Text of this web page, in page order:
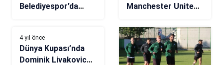
Belediyespor’da
Manchester United
4 yıl önce
Dünya Kupası’nda
Dominik Livakovic